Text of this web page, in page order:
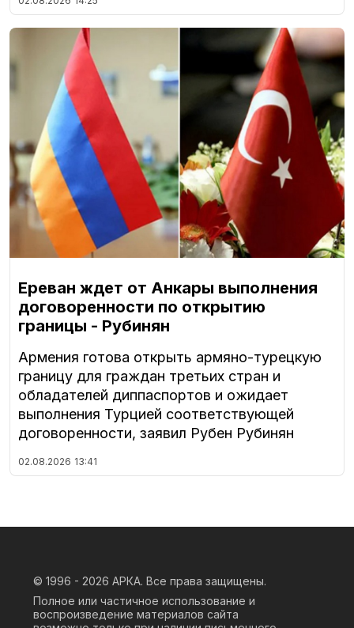
Ереван ждет от Анкары выполнения
договоренности по открытию
границы - Рубинян
Армения готова открыть армяно-турецкую
границу для граждан третьих стран и
обладателей диппаспортов и ожидает
выполнения Турцией соответствующей
договоренности, заявил Рубен Рубинян
02.08.2026 13:41
© 1996 - 2026 АРКА. Все права защищены.
Полное или частичное использование и
воспроизведение материалов сайта